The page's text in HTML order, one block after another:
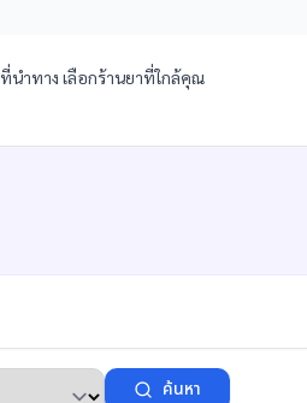
นำทาง เลือกร้านยาที่ใกล้คุณ
ค้นหา